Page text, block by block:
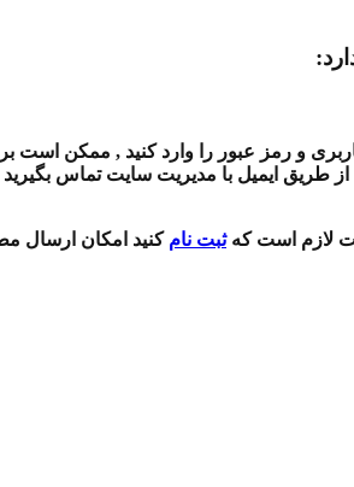
و رمز عبور را وارد کنید , ممکن است
ایمیل با مدیریت سایت تماس بگیرید ,
لازم است کهثبت نام کنید امکان ارسال